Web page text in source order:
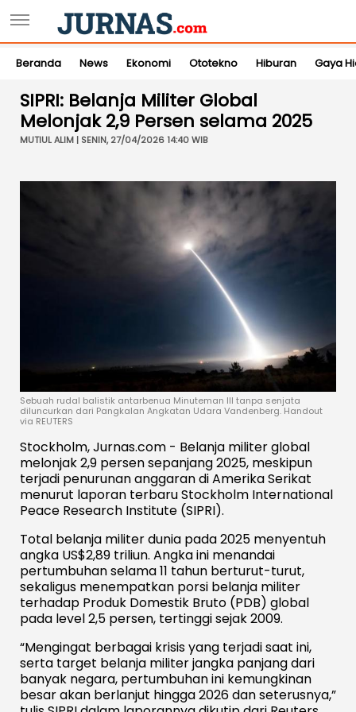
Beranda News Ekonomi Ototekno Hiburan Gaya
SIPRI: Belanja Militer Global
Melonjak 2,9 Persen selama 2025
MUTIUL ALIM | SENIN, 27/04/2026 14:40 WIB
Sebuah rudal balistik antarbenua Minuteman III tanpa senjata
diluncurkan dari Pangkalan Angkatan Udara Vandenberg. Handout
via REUTERS
Stockholm, Jurnas.com - Belanja militer global
melonjak 2,9 persen sepanjang 2025, meskipun
terjadi penurunan anggaran di Amerika Serikat
menurut laporan terbaru Stockholm International
Peace Research Institute (SIPRI).
Total belanja militer dunia pada 2025 menyentuh
angka US$2,89 triliun. Angka ini menandai
pertumbuhan selama 11 tahun berturut-turut,
sekaligus menempatkan porsi belanja militer
terhadap Produk Domestik Bruto (PDB) global
pada level 2,5 persen, tertinggi sejak 2009.
“Mengingat berbagai krisis yang terjadi saat ini,
serta target belanja militer jangka panjang dari
banyak negara, pertumbuhan ini kemungkinan
besar akan berlanjut hingga 2026 dan seterusnya,”